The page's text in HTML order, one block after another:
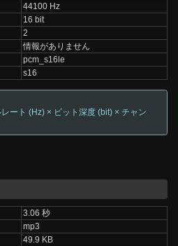
44100 Hz
16 bit
2
情報がありません
pcm_s16le
s16
ート (Hz) × ビット深度 (bit) × チャン
3.06 秒
mp3
49.9 KB